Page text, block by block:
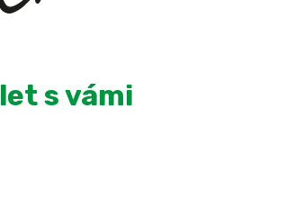
let s vámi